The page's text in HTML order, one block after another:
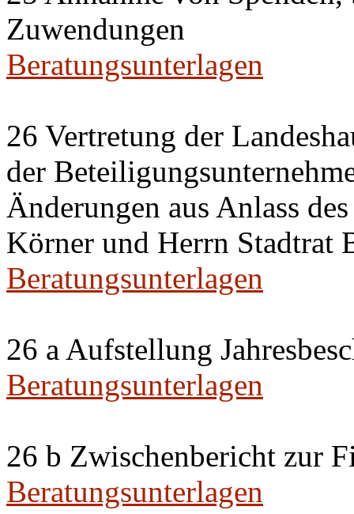
Zuwendungen
Beratungsunterlagen
26 Vertretung der
der
Änderungen aus Anlass
Körner und Herrn Stadtrat
Beratungsunterlagen
26 a Aufstellung
Beratungsunterlagen
26 b Zwischenbericht zur
Beratungsunterlagen